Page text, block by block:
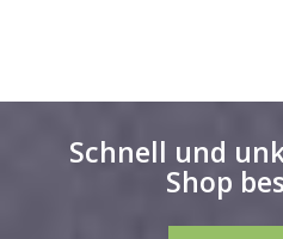
Schnell und
Shop